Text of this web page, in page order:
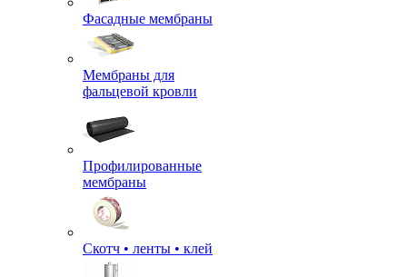
Фасадные мембраны
Мембраны для
фальцевой кровли
Профилированные
мембраны
Скотч • ленты • клей